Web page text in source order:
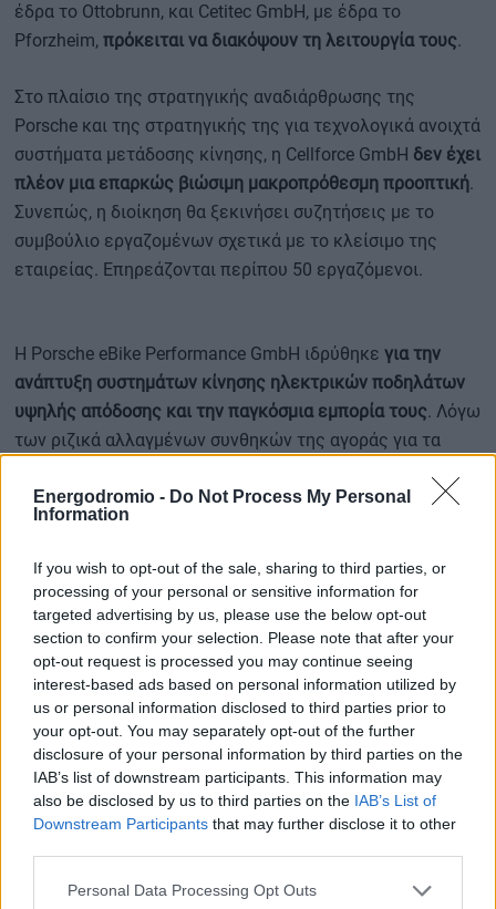
Energodromio - Do Not Process My Personal
Information
If you wish to opt-out of the sale, sharing to third parties, or
processing of your personal or sensitive information for
targeted advertising by us, please use the below opt-out
section to confirm your selection. Please note that after your
opt-out request is processed you may continue seeing
interest-based ads based on personal information utilized by
us or personal information disclosed to third parties prior to
your opt-out. You may separately opt-out of the further
disclosure of your personal information by third parties on the
IAB’s list of downstream participants. This information may
also be disclosed by us to third parties on the IAB’s List of
Downstream Participants that may further disclose it to other
Personal Data Processing Opt Outs
έδρα το Ottobrunn, και Cetitec GmbH, με έδρα το
Pforzheim, πρόκειται να διακόψουν τη λειτουργία τους.
Στο πλαίσιο της στρατηγικής αναδιάρθρωσης της
Porsche και της στρατηγικής της για τεχνολογικά ανοιχτά
συστήματα μετάδοσης κίνησης, η Cellforce GmbH δεν έχει
πλέον μια επαρκώς βιώσιμη μακροπρόθεσμη προοπτική.
Συνεπώς, η διοίκηση θα ξεκινήσει συζητήσεις με το
συμβούλιο εργαζομένων σχετικά με το κλείσιμο της
εταιρείας. Επηρεάζονται περίπου 50 εργαζόμενοι.
Η Porsche eBike Performance GmbH ιδρύθηκε για την
ανάπτυξη συστημάτων κίνησης ηλεκτρικών ποδηλάτων
υψηλής απόδοσης και την παγκόσμια εμπορία τους. Λόγω
των ριζικά αλλαγμένων συνθηκών της αγοράς για τα
δραστηριότητες της κοινοπραξίας θα διακοπούν. Αυτό το
μέτρο συνάδει με τη στρατηγική εστίαση της Porsche AG
δραστηριοτήτων στις εγκαταστάσεις του Ottobrunn και
του Ζάγκρεμπ επηρεάζει περίπου 350 εργαζομένους
Η Cetitec GmbH, με έδρα το Πφόρτσχαϊμ, ανέπτυξε
εξειδικευμένο λογισμικό για την επικοινωνία δεδομένων
για την Porsche και ολόκληρο τον Όμιλο Volkswagen. Και
εδώ, το περιβάλλον της αγοράς έχει αλλάξει και τα
πεδία ανάπτυξης έχουν μετατοπιστεί. Η διοίκηση της
Cetitec GmbH θα ξεκινήσει, επομένως, συζητήσεις με το